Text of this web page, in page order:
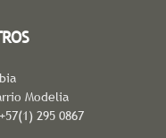
Modelia
295 0867